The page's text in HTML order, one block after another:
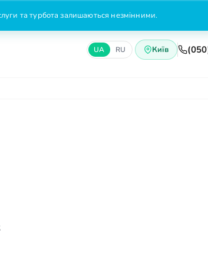
та турбота залишаються незмінними.
UA RU Київ